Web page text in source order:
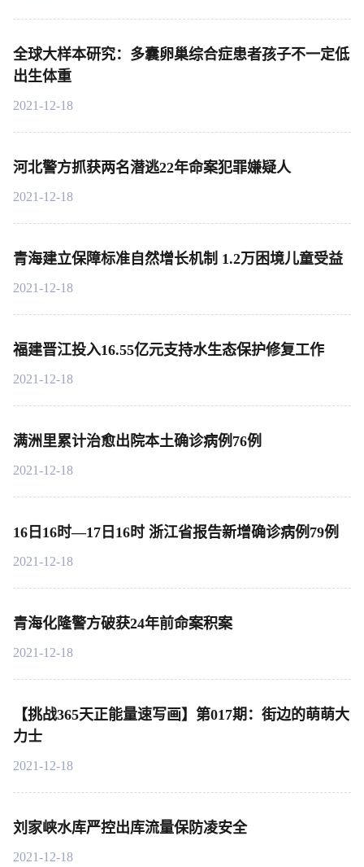
全球大样本研究：多囊卵巢综合症患者孩子不一定低
出生体重
2021-12-18
河北警方抓获两名潜逃22年命案犯罪嫌疑人
2021-12-18
青海建立保障标准自然增长机制 1.2万困境儿童受益
2021-12-18
福建晋江投入16.55亿元支持水生态保护修复工作
2021-12-18
满洲里累计治愈出院本土确诊病例76例
2021-12-18
16日16时—17日16时 浙江省报告新增确诊病例79例
2021-12-18
青海化隆警方破获24年前命案积案
2021-12-18
【挑战365天正能量速写画】第017期：街边的萌萌大
力士
2021-12-18
刘家峡水库严控出库流量保防凌安全
2021-12-18